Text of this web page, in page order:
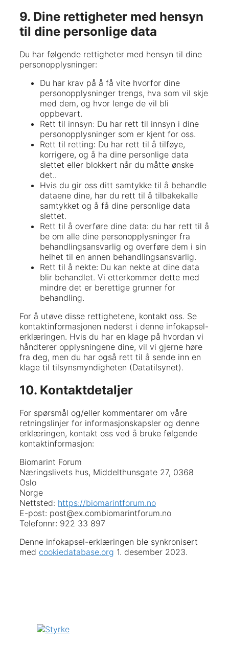
9. Dine rettigheter med hensyn
til dine personlige data
Du har følgende rettigheter med hensyn til dine
personopplysninger:
Du har krav på å få vite hvorfor dine
personopplysninger trengs, hva som vil skje
med dem, og hvor lenge de vil bli
oppbevart.
Rett til innsyn: Du har rett til innsyn i dine
personopplysninger som er kjent for oss.
Rett til retting: Du har rett til å tilføye,
korrigere, og å ha dine personlige data
slettet eller blokkert når du måtte ønske
det..
Hvis du gir oss ditt samtykke til å behandle
dataene dine, har du rett til å tilbakekalle
samtykket og å få dine personlige data
slettet.
Rett til å overføre dine data: du har rett til å
be om alle dine personopplysninger fra
behandlingsansvarlig og overføre dem i sin
helhet til en annen behandlingsansvarlig.
Rett til å nekte: Du kan nekte at dine data
blir behandlet. Vi etterkommer dette med
mindre det er berettige grunner for
behandling.
For å utøve disse rettighetene, kontakt oss. Se
kontaktinformasjonen nederst i denne infokapsel-
erklæringen. Hvis du har en klage på hvordan vi
håndterer opplysningene dine, vil vi gjerne høre
fra deg, men du har også rett til å sende inn en
klage til tilsynsmyndigheten (Datatilsynet).
10. Kontaktdetaljer
For spørsmål og/eller kommentarer om våre
retningslinjer for informasjonskapsler og denne
erklæringen, kontakt oss ved å bruke følgende
kontaktinformasjon:
Biomarint Forum
Næringslivets hus, Middelthunsgate 27, 0368
Oslo
Norge
Nettsted: https://biomarintforum.no
E-post: post@ex.combiomarintforum.no
Telefonnr: 922 33 897
Denne infokapsel-erklæringen ble synkronisert
med cookiedatabase.org 1. desember 2023.